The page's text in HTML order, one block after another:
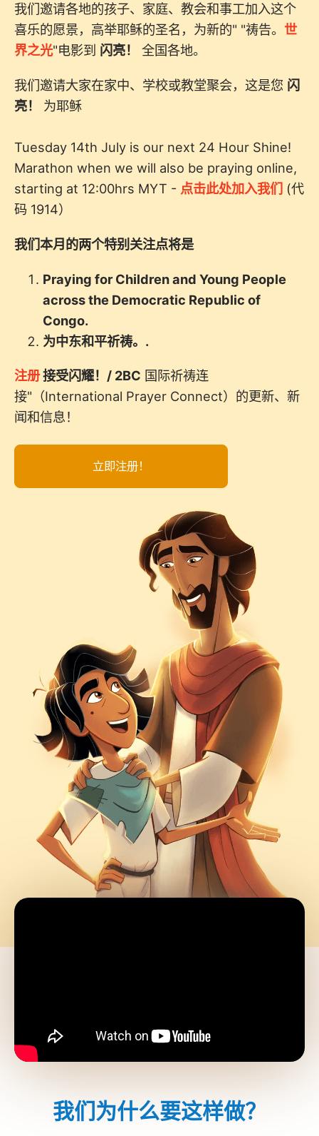
我们邀请各地的孩子、家庭、教会和事工加入这个
喜乐的愿景，高举耶稣的圣名，为新的" "祷告。 世
界之光"电影到 闪亮！ 全国各地。
我们邀请大家在家中、学校或教堂聚会，这是您 闪
亮！
为耶稣
Tuesday 14th July is our next 24 Hour Shine!
Marathon when we will also be praying online,
starting at 12:00hrs MYT - 点击此处加入我们 (代
码 1914）
我们本月的两个特别关注点将是
Praying for Children and Young People
across the Democratic Republic of
Congo.
为中东和平祈祷。.
注册接受闪耀！/ 2BC 国际祈祷连
接"（International Prayer Connect）的更新、新
闻和信息！
立即注册！
我们为什么要这样做？